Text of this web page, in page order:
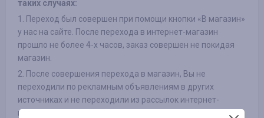
таких случаях:
1. Переход был совершен при помощи кнопки «В магазин»
у нас на сайте. После перехода в интернет-магазин
прошло не более 4-х часов, заказ совершен не покидая
магазин.
2. После совершения перехода в магазин, Вы не
переходили по рекламным объявлениям в других
источниках и не переходили из рассылок интернет-
магазинов на сайт, так же не использовали сторонние